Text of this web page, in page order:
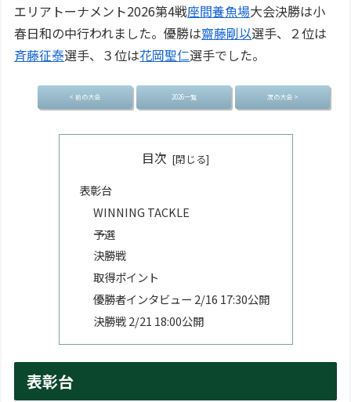
エリアトーナメント2026第4戦座間養魚場大会決勝は小
春日和の中行われました。優勝は齋藤剛以選手、２位は
斉藤征泰選手、３位は花岡聖仁選手でした。
< 前の大会 2026一覧 次の大会 >
目次
表彰台
WINNING TACKLE
予選
決勝戦
取得ポイント
優勝者インタビュー 2/16 17:30公開
決勝戦 2/21 18:00公開
表彰台